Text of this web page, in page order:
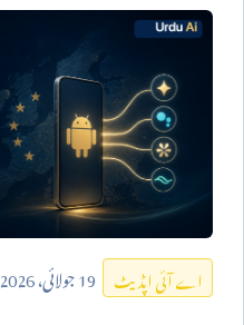
اے آئی اپڈیٹ 19جولائی،2026